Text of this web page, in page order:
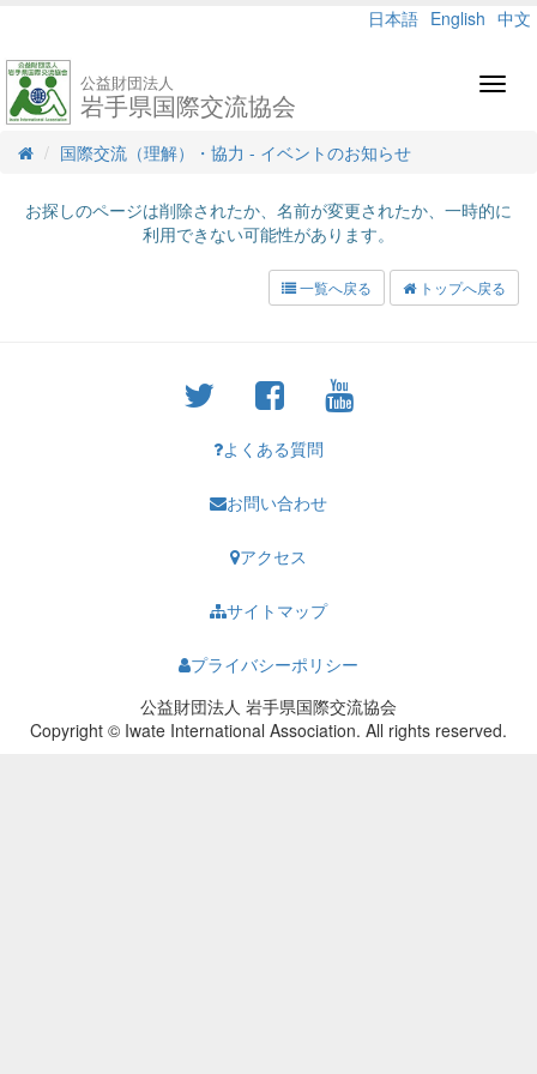
日本語 English 中文
公益財団法人
岩手県国際交流協会
国際交流（理解）・協力 - イベントのお知らせ
お探しのページは削除されたか、名前が変更されたか、一時的に
利用できない可能性があります。
一覧へ戻る トップへ戻る
よくある質問
お問い合わせ
アクセス
サイトマップ
プライバシーポリシー
公益財団法人 岩手県国際交流協会
Copyright © Iwate International Association. All rights reserved.